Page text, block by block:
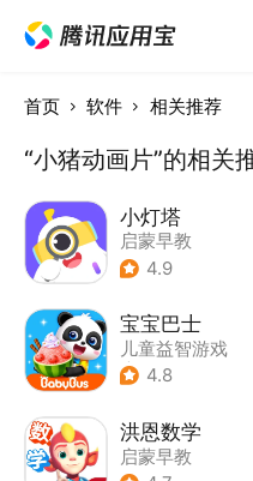
首页 软件 相关推荐
“小猪动画片”的相关
小灯塔
启蒙早教
4.9
宝宝巴士
儿童益智游戏
| 启蒙早教
4.8
洪恩数学
启蒙早教